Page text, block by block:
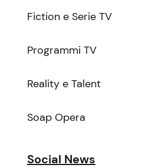
Fiction e Serie TV
Programmi TV
Reality e Talent
Soap Opera
Social News